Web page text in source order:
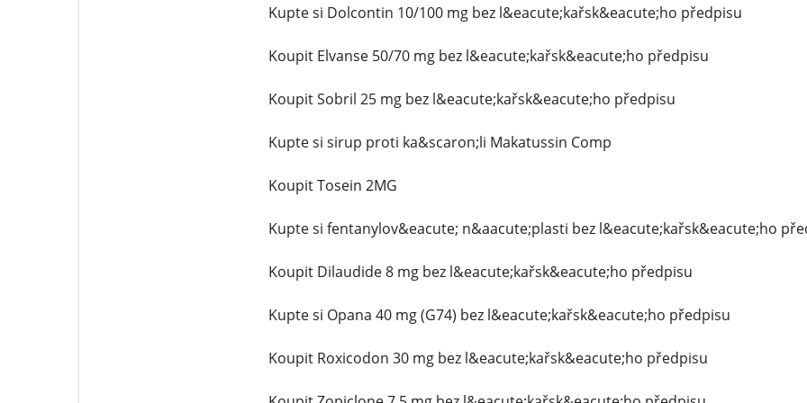
Kupte si Dolcontin 10/100 mg bez l&eacute;kařsk&eacute;ho předpisu
Koupit Elvanse 50/70 mg bez l&eacute;kařsk&eacute;ho předpisu
Koupit Sobril 25 mg bez l&eacute;kařsk&eacute;ho předpisu
Kupte si sirup proti ka&scaron;li Makatussin Comp
Koupit Tosein 2MG
Kupte si fentanylov&eacute; n&aacute;plasti bez l&eacute;kařsk&eacute;ho
Koupit Dilaudide 8 mg bez l&eacute;kařsk&eacute;ho předpisu
Kupte si Opana 40 mg (G74) bez l&eacute;kařsk&eacute;ho předpisu
Koupit Roxicodon 30 mg bez l&eacute;kařsk&eacute;ho předpisu